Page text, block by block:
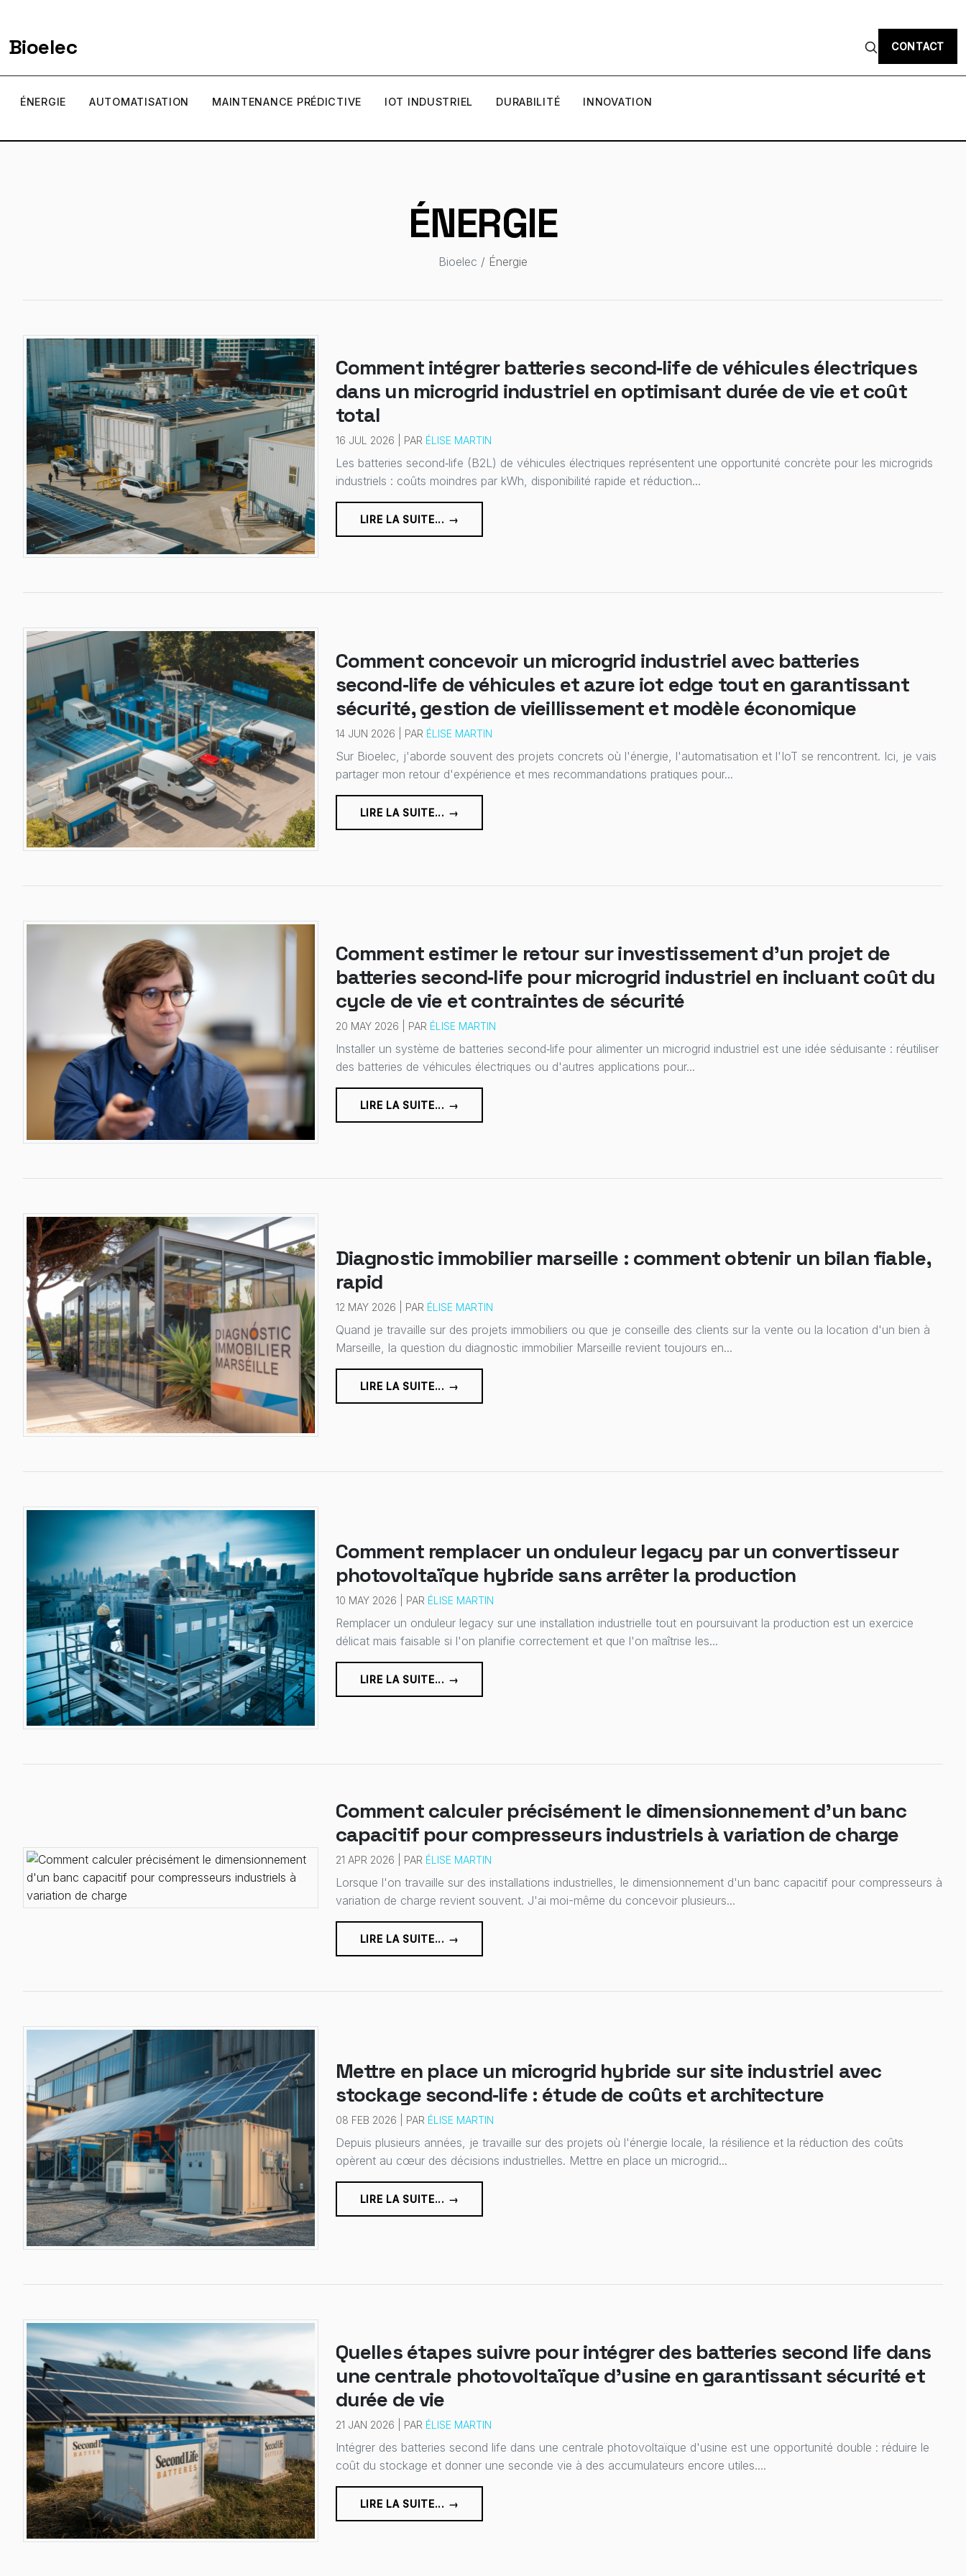
Bioelec CONTACT
ÉNERGIE AUTOMATISATION MAINTENANCE PRÉDICTIVE IOT INDUSTRIEL DURABILITÉ INNOVATION
ÉNERGIE
Bioelec / Énergie
Comment intégrer batteries second‑life de véhicules électriques
dans un microgrid industriel en optimisant durée de vie et coût
total
16 JUL 2026 | PAR ÉLISE MARTIN
Les batteries second‑life (B2L) de véhicules électriques représentent une opportunité concrète pour les microgrids
industriels : coûts moindres par kWh, disponibilité rapide et réduction...
LIRE LA SUITE... →
Comment concevoir un microgrid industriel avec batteries
second‑life de véhicules et azure iot edge tout en garantissant
sécurité, gestion de vieillissement et modèle économique
14 JUN 2026 | PAR ÉLISE MARTIN
Sur Bioelec, j'aborde souvent des projets concrets où l'énergie, l'automatisation et l'IoT se rencontrent. Ici, je vais
partager mon retour d'expérience et mes recommandations pratiques pour...
LIRE LA SUITE... →
Comment estimer le retour sur investissement d'un projet de
batteries second‑life pour microgrid industriel en incluant coût du
cycle de vie et contraintes de sécurité
20 MAY 2026 | PAR ÉLISE MARTIN
Installer un système de batteries second‑life pour alimenter un microgrid industriel est une idée séduisante : réutiliser
des batteries de véhicules électriques ou d'autres applications pour...
LIRE LA SUITE... →
Diagnostic immobilier marseille : comment obtenir un bilan fiable,
rapid
12 MAY 2026 | PAR ÉLISE MARTIN
Quand je travaille sur des projets immobiliers ou que je conseille des clients sur la vente ou la location d'un bien à
Marseille, la question du diagnostic immobilier Marseille revient toujours en...
LIRE LA SUITE... →
Comment remplacer un onduleur legacy par un convertisseur
photovoltaïque hybride sans arrêter la production
10 MAY 2026 | PAR ÉLISE MARTIN
Remplacer un onduleur legacy sur une installation industrielle tout en poursuivant la production est un exercice
délicat mais faisable si l'on planifie correctement et que l'on maîtrise les...
LIRE LA SUITE... →
Comment calculer précisément le dimensionnement d'un banc
capacitif pour compresseurs industriels à variation de charge
21 APR 2026 | PAR ÉLISE MARTIN
Lorsque l'on travaille sur des installations industrielles, le dimensionnement d'un banc capacitif pour compresseurs à
variation de charge revient souvent. J'ai moi-même du concevoir plusieurs...
LIRE LA SUITE... →
Mettre en place un microgrid hybride sur site industriel avec
stockage second‑life : étude de coûts et architecture
08 FEB 2026 | PAR ÉLISE MARTIN
Depuis plusieurs années, je travaille sur des projets où l'énergie locale, la résilience et la réduction des coûts
opèrent au cœur des décisions industrielles. Mettre en place un microgrid...
LIRE LA SUITE... →
Quelles étapes suivre pour intégrer des batteries second life dans
une centrale photovoltaïque d'usine en garantissant sécurité et
durée de vie
21 JAN 2026 | PAR ÉLISE MARTIN
Intégrer des batteries second life dans une centrale photovoltaïque d'usine est une opportunité double : réduire le
coût du stockage et donner une seconde vie à des accumulateurs encore utiles....
LIRE LA SUITE... →